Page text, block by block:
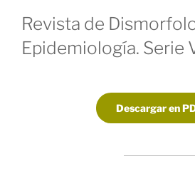
Revista de
Epidemiología. Serie
Descargar en